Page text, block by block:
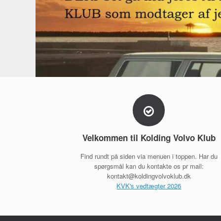
Velkommen til Kolding Volvo Klub
Find rundt på siden via menuen i toppen. Har du
spørgsmål kan du kontakte os pr mail:
kontakt@koldingvolvoklub.dk
KVK's vedtægter 2026